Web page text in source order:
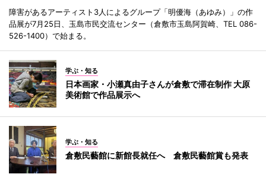
障害があるアーティスト3人によるグループ「明優海（あゆみ）」の作
品展が7月25日、玉島市民交流センター（倉敷市玉島阿賀崎、TEL 086-
526-1400）で始まる。
学ぶ・知る
日本画家・小瀬真由子さんが倉敷で滞在制作 大原
美術館で作品展示へ
学ぶ・知る
倉敷民藝館に新館長就任へ 倉敷民藝館賞も発表